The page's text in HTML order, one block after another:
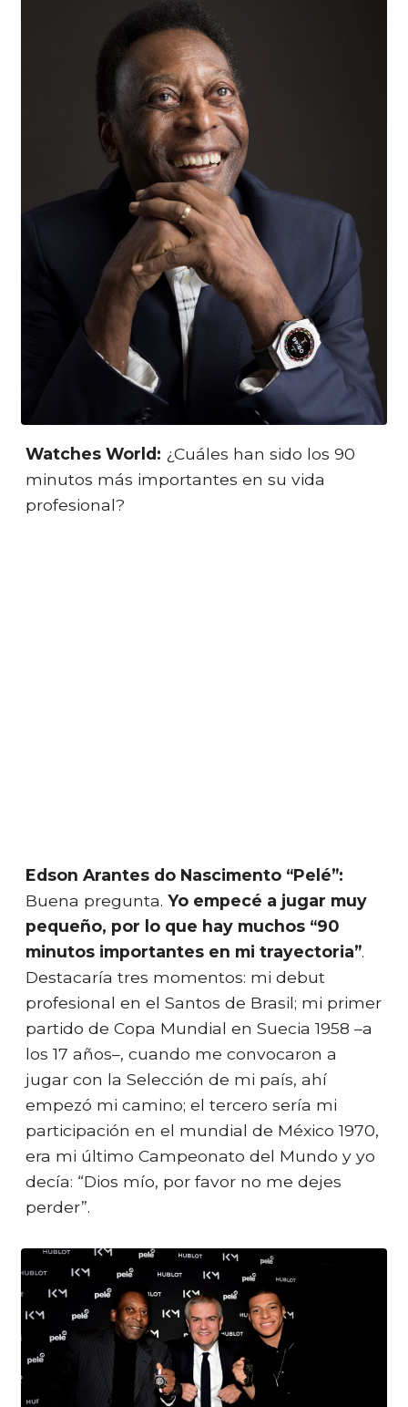
Watches World: ¿Cuáles han sido los 90
minutos más importantes en su vida
profesional?
Edson Arantes do Nascimento “Pelé”:
Buena pregunta. Yo empecé a jugar muy
pequeño, por lo que hay muchos “90
minutos importantes en mi trayectoria”.
Destacaría tres momentos: mi debut
profesional en el Santos de Brasil; mi primer
partido de Copa Mundial en Suecia 1958 –a
los 17 años–, cuando me convocaron a
jugar con la Selección de mi país, ahí
empezó mi camino; el tercero sería mi
participación en el mundial de México 1970,
era mi último Campeonato del Mundo y yo
decía: “Dios mío, por favor no me dejes
perder”.